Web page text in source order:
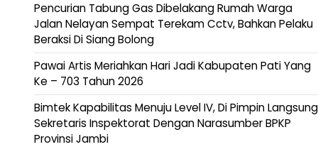
Pencurian Tabung Gas Dibelakang Rumah Warga
Jalan Nelayan Sempat Terekam Cctv, Bahkan Pelaku
Beraksi Di Siang Bolong
Pawai Artis Meriahkan Hari Jadi Kabupaten Pati Yang
Ke – 703 Tahun 2026
Bimtek Kapabilitas Menuju Level IV, Di Pimpin Langsung
Sekretaris Inspektorat Dengan Narasumber BPKP
Provinsi Jambi